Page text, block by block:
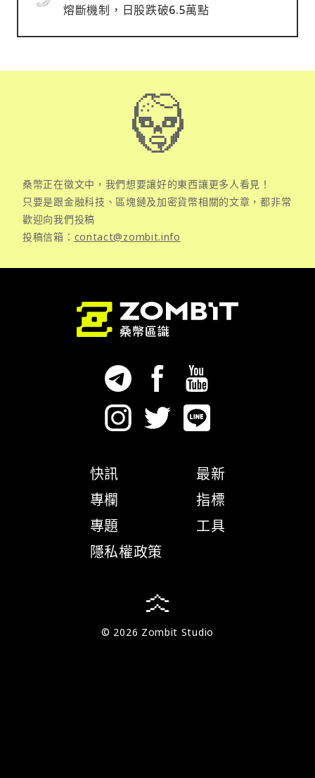
熔斷機制，日股跌破6.5萬點
桑幣正在徵文中，我們想要讓好的東西讓更多人看見！
只要是跟金融科技、區塊鏈及加密貨幣相關的文章，都非常
歡迎向我們投稿
投稿信箱： contact@zombit.info
快訊
專欄
專題
隱私權政策
最新
指標
工具
© 2026 Zombit Studio